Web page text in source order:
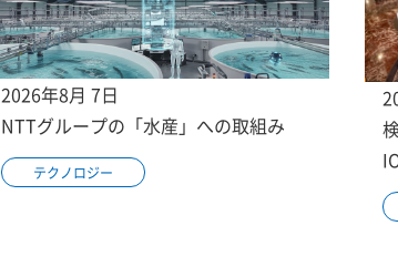
2026年8月 7日
NTTグループの「水産」への取組み
テクノロジー